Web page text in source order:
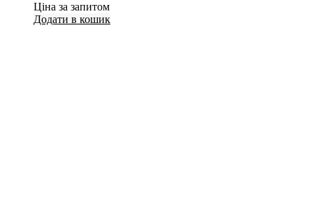
Ціна за запитом
Додати в кошик